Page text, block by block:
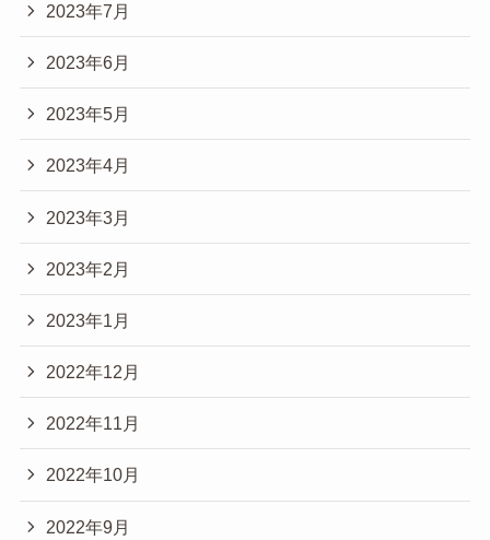
2023年7月
2023年6月
2023年5月
2023年4月
2023年3月
2023年2月
2023年1月
2022年12月
2022年11月
2022年10月
2022年9月